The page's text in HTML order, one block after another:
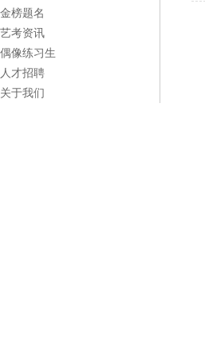
金榜题名
艺考资讯
偶像练习生
人才招聘
关于我们